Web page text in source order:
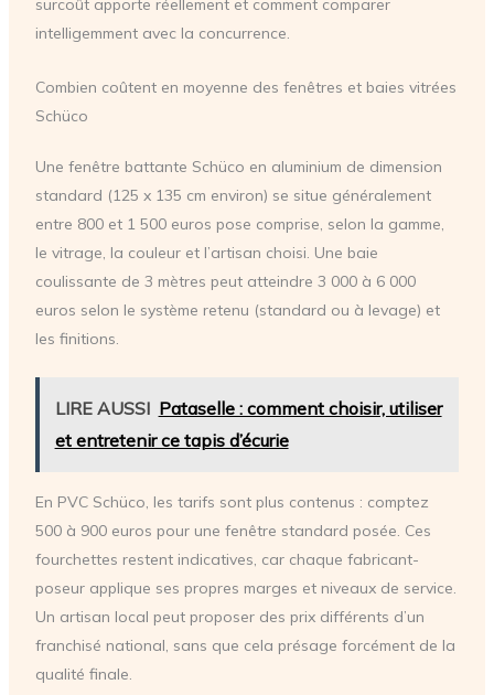
surcoût apporte réellement et comment comparer
intelligemment avec la concurrence.
Combien coûtent en moyenne des fenêtres et baies vitrées
Schüco
Une fenêtre battante Schüco en aluminium de dimension
standard (125 x 135 cm environ) se situe généralement
entre 800 et 1 500 euros pose comprise, selon la gamme,
le vitrage, la couleur et l’artisan choisi. Une baie
coulissante de 3 mètres peut atteindre 3 000 à 6 000
euros selon le système retenu (standard ou à levage) et
les finitions.
LIRE AUSSI Pataselle : comment choisir, utiliser
et entretenir ce tapis d’écurie
En PVC Schüco, les tarifs sont plus contenus : comptez
500 à 900 euros pour une fenêtre standard posée. Ces
fourchettes restent indicatives, car chaque fabricant-
poseur applique ses propres marges et niveaux de service.
Un artisan local peut proposer des prix différents d’un
franchisé national, sans que cela présage forcément de la
qualité finale.